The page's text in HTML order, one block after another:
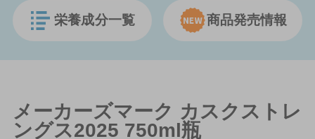
栄養成分一覧 商品発売情報
メーカーズマーク カスクストレ
ングス2025 750ml瓶